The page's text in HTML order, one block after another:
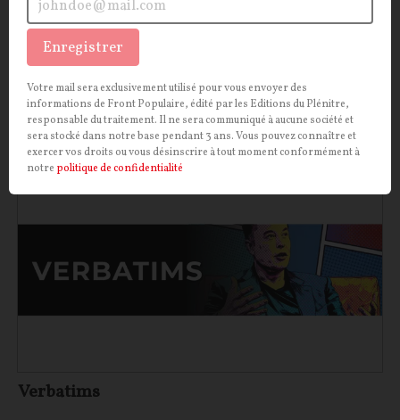
pour l’entrepreneur libertarien, qui entend faire de
Grokipedia la pièce maîtresse d’une stratégie plus
large de contrôle de l’accès à la connaissance.
Victor Lefebvre 12/02/2026 0 commentaire
CITATIONSELON MUSK
Verbatims
Enregistrer
Votre mail sera exclusivement utilisé pour vous envoyer des
informations de Front Populaire, édité par les Editions du Plénitre,
responsable du traitement. Il ne sera communiqué à aucune société et
sera stocké dans notre base pendant 3 ans. Vous pouvez connaître et
exercer vos droits ou vous désinscrire à tout moment conformément à
notre politique de confidentialité